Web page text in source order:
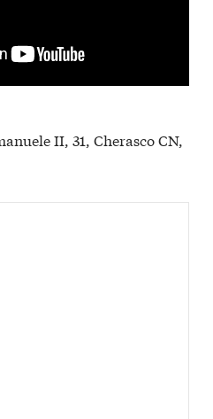
II, 31, Cherasco CN,